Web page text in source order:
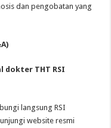
dan pengobatan yang
dokter THT RSI
langsung RSI
website resmi